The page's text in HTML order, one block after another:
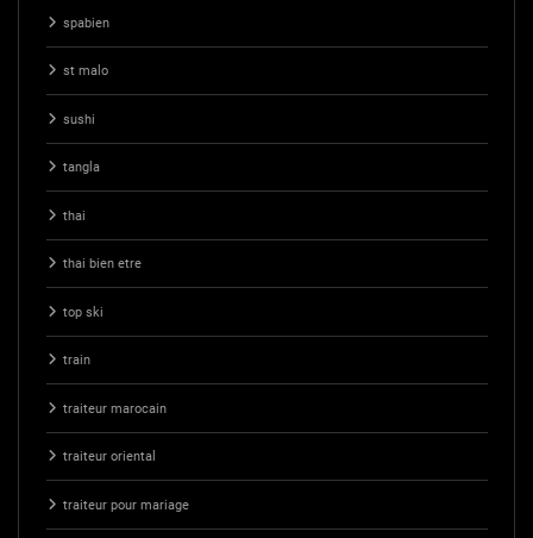
spabien
st malo
sushi
tangla
thai
thai bien etre
top ski
train
traiteur marocain
traiteur oriental
traiteur pour mariage